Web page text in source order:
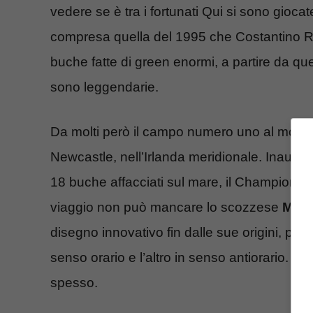
vedere se è tra i fortunati Qui si sono
compresa quella del 1995 che Costantino
buche fatte di green enormi, a partire da
sono leggendarie.
Da molti però il campo numero uno al
Newcastle, nell’Irlanda meridionale.
18 buche affacciati sul mare, il
viaggio non può mancare lo scozzese
disegno innovativo fin dalle sue origini,
senso orario e l’altro in senso antiorario.
spesso.